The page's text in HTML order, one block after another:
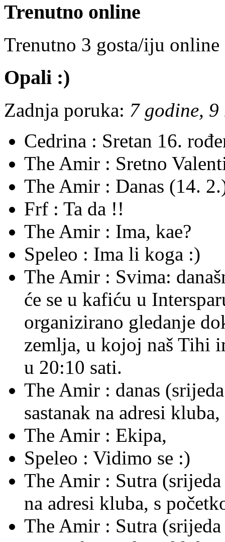
Trenutno online
Trenutno 3 gosta/iju online
Opali :)
Zadnja poruka: 7 godine, 9
Cedrina : Sretan 16.
The Amir : Sretno
The Amir : Danas (14.
Frf : Ta da !!
The Amir : Ima, kae?
Speleo : Ima li koga :)
The Amir : Svima:
će se u kafiću u
organizirano gledanje
zemlja, u kojoj naš Tihi
u 20:10 sati.
The Amir : danas
sastanak na adresi
The Amir : Ekipa,
Speleo : Vidimo se :)
The Amir : Sutra
na adresi kluba, s
The Amir : Sutra